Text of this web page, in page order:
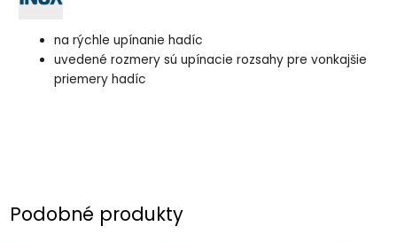
na rýchle upínanie hadíc
uvedené rozmery sú upínacie rozsahy pre vonkajšie
priemery hadíc
Podobné produkty